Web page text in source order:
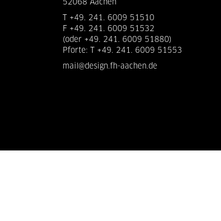
52068 Aachen
T +49. 241. 6009 51510
F +49. 241. 6009 51532
(oder +49. 241. 6009 51880)
Pforte: T +49. 241. 6009 51553
mail@design.fh-aachen.de